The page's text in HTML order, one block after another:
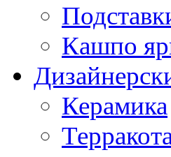
Кашпо
Керамика